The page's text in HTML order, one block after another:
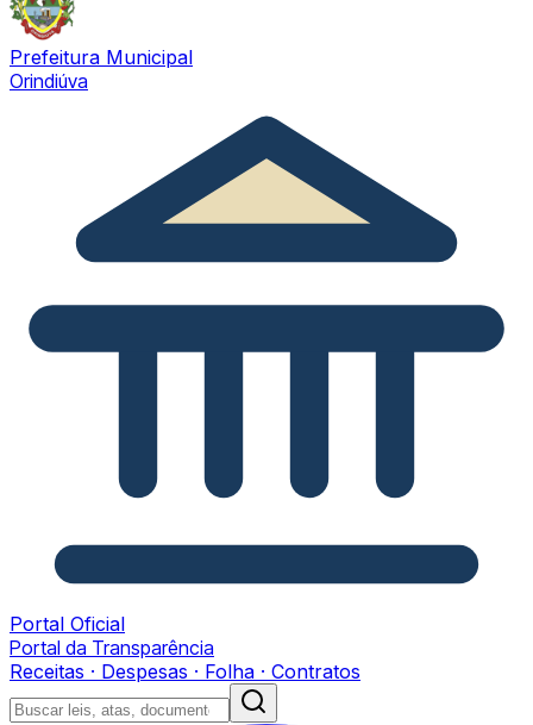
Prefeitura Municipal
Orindiúva
Portal Oficial
Portal da Transparência
Receitas · Despesas · Folha · Contratos